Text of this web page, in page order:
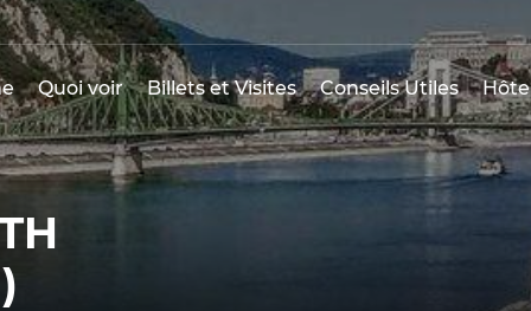
Quoi voir Billets et Visites Conseils Utiles